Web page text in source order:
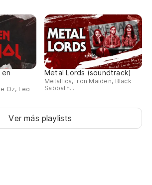
en
Oz, Leo
Metal Lords (soundtrack)
Metallica, Iron Maiden, Black
Sabbath...
Ver más playlists